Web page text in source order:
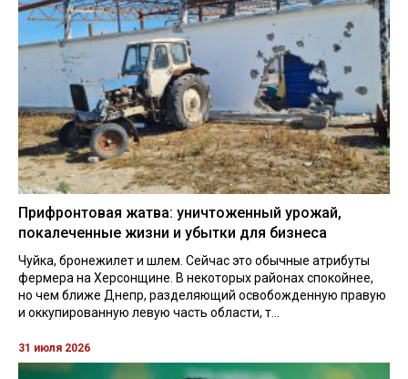
Прифронтовая жатва: уничтоженный урожай,
покалеченные жизни и убытки для бизнеса
Чуйка, бронежилет и шлем. Сейчас это обычные атрибуты
фермера на Херсонщине. В некоторых районах спокойнее,
но чем ближе Днепр, разделяющий освобожденную правую
и оккупированную левую часть области, т...
31 июля 2026